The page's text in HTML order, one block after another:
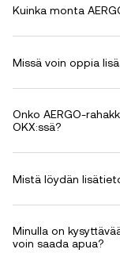
Kuinka monta
Missä voin oppia
Onko AERGO-
OKX:ssä?
Mistä löydän
Minulla on
voin saada apua?